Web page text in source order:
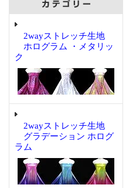
2wayストレッチ生地
ホログラム ・メタリッ
ク
2wayストレッチ生地
グラデーション ホログ
ラム